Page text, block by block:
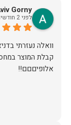
Gorny
לפני 2 חודשים
וואלה נעזרתי
קבלת המוצר
אלופיםםם!!